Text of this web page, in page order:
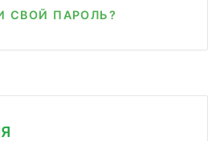
СВОЙ ПАРОЛЬ?